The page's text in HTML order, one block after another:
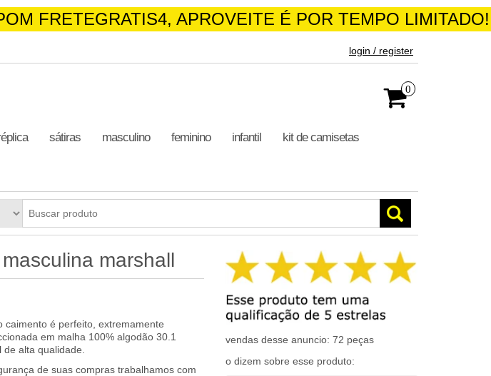
FRETEGRATIS4, APROVEITE É POR TEMPO LIMITADO!
login / register
0
sátiras masculino feminino infantil kit de camisetas
marshall
caimento é perfeito, extremamente
em malha 100% algodão 30.1
alta qualidade.
de suas compras trabalhamos com
vendas desse anuncio: 72 peças
o dizem sobre esse produto: